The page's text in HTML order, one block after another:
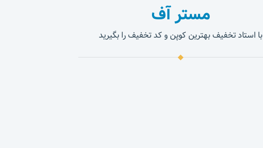
مستر آف
با استاد تخفیف بهترین کوپن و کد تخفیف را بگیرید